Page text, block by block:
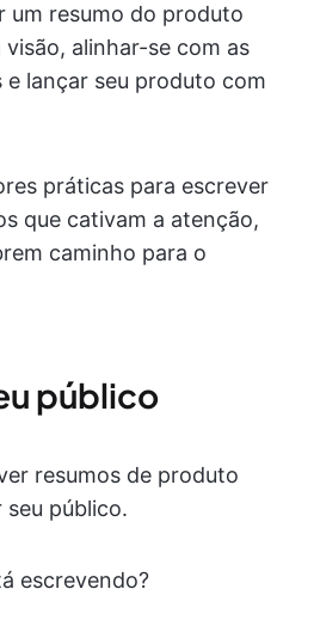
um resumo do produto
alinhar-se com as
lançar seu produto com
práticas para escrever
que cativam a atenção,
caminho para o
público
resumos de produto
público.
escrevendo?